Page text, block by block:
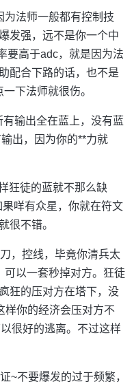
法师一般都有控制技
发强，远不是你一个中
要高于adc，就是因为法
配合下路的话，也不是
下法师就很伤。
输出全在蓝上，没有蓝
出，因为你的**力就
狂徒的蓝就不那么缺
咩有众星，你就在符文
很不错。
，控线，毕竟你清兵太
可以一套秒掉对方。狂徒
狂的压对方在塔下，没
样你的经济会压对方不
很好的逃离。不过这样
~不要爆发的过于频繁，